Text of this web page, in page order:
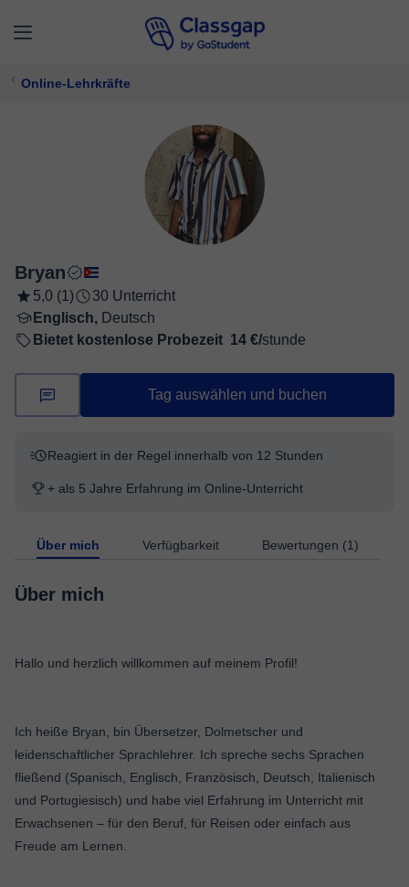
Online-Lehrkräfte
Bryan
5,0 (1)
30 Unterricht
Englisch, Deutsch
Bietet kostenlose Probezeit 14 €/stunde
Tag auswählen und buchen
Reagiert in der Regel innerhalb von 12 Stunden
+ als 5 Jahre Erfahrung im Online-Unterricht
Über mich Verfügbarkeit Bewertungen (1)
Über mich
Hallo und herzlich willkommen auf meinem Profil!
Ich heiße Bryan, bin Übersetzer, Dolmetscher und
leidenschaftlicher Sprachlehrer. Ich spreche sechs Sprachen
fließend (Spanisch, Englisch, Französisch, Deutsch, Italienisch
und Portugiesisch) und habe viel Erfahrung im Unterricht mit
Erwachsenen – für den Beruf, für Reisen oder einfach aus
Freude am Lernen.